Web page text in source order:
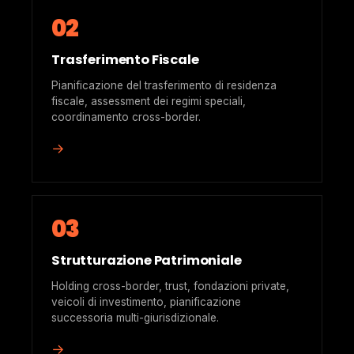
02
Trasferimento Fiscale
Pianificazione del trasferimento di residenza
fiscale, assessment dei regimi speciali,
coordinamento cross-border.
→
03
Strutturazione Patrimoniale
Holding cross-border, trust, fondazioni private,
veicoli di investimento, pianificazione
successoria multi-giurisdizionale.
→